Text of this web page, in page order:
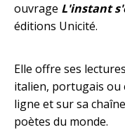
ouvrage L'instant
éditions Unicité.
Elle offre ses
italien, portugais ou
ligne et sur sa
poètes du monde.